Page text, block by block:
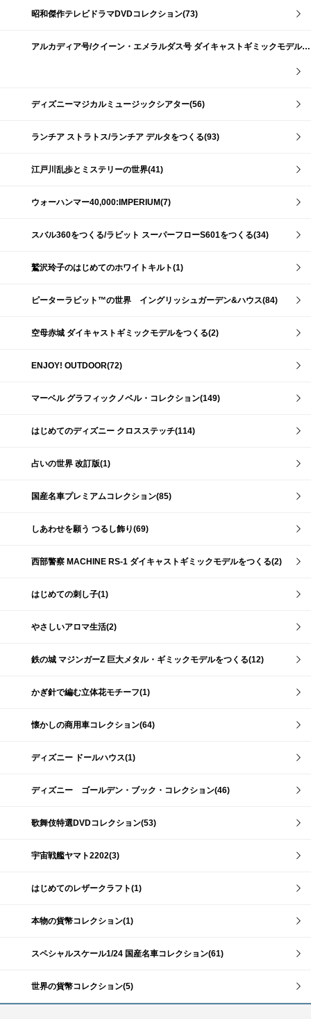
昭和傑作テレビドラマDVDコレクション(73)
アルカディア号/クイーン・エメラルダス号 ダイキャストギミックモデルをつくる(159)
ディズニーマジカルミュージックシアター(56)
ランチア ストラトス/ランチア デルタをつくる(93)
江戸川乱歩とミステリーの世界(41)
ウォーハンマー40,000:IMPERIUM(7)
スバル360をつくる/ラビット スーパーフローS601をつくる(34)
鷲沢玲子のはじめてのホワイトキルト(1)
ピーターラビット™の世界 イングリッシュガーデン&ハウス(84)
空母赤城 ダイキャストギミックモデルをつくる(2)
ENJOY! OUTDOOR(72)
マーベル グラフィックノベル・コレクション(149)
はじめてのディズニー クロスステッチ(114)
占いの世界 改訂版(1)
国産名車プレミアムコレクション(85)
しあわせを願う つるし飾り(69)
西部警察 MACHINE RS-1 ダイキャストギミックモデルをつくる(2)
はじめての刺し子(1)
やさしいアロマ生活(2)
鉄の城 マジンガーZ 巨大メタル・ギミックモデルをつくる(12)
かぎ針で編む立体花モチーフ(1)
懐かしの商用車コレクション(64)
ディズニー ドールハウス(1)
ディズニー ゴールデン・ブック・コレクション(46)
歌舞伎特選DVDコレクション(53)
宇宙戦艦ヤマト2202(3)
はじめてのレザークラフト(1)
本物の貨幣コレクション(1)
スペシャルスケール1/24 国産名車コレクション(61)
世界の貨幣コレクション(5)